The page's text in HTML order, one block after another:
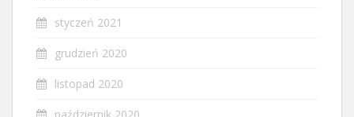
styczeń 2021
grudzień 2020
listopad 2020